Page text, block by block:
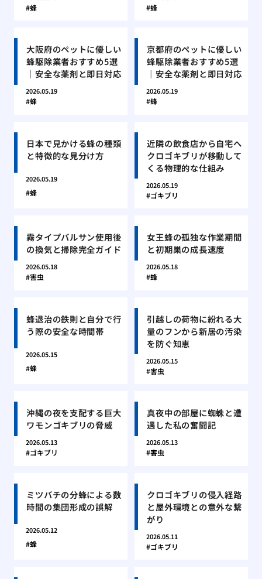
蜂 蜂
大阪府のペットに優しい
蜂駆除業者おすすめ5選
｜安全な薬剤と即日対応
2026.05.19
蜂
京都府のペットに優しい
蜂駆除業者おすすめ5選
｜安全な薬剤と即日対応
2026.05.19
蜂
日本で見かける蜂の種類
と特徴的な見分け方
2026.05.19
蜂
近隣の飲食店から自宅へ
クロゴキブリが移動して
くる物理的な仕組み
2026.05.19
ゴキブリ
霧タイプバルサン使用後
の換気と掃除完全ガイド
2026.05.18
害虫
女王蜂の孤独な作業期間
と初期巣の成長速度
2026.05.18
蜂
蜂退治の鉄則と自分で行
う際の安全な時間帯
2026.05.15
蜂
引越しの荷物に紛れる大
量のフンから新居の汚染
を防ぐ知恵
2026.05.15
害虫
沖縄の夜を支配する巨大
ワモンゴキブリの脅威
2026.05.13
ゴキブリ
真夜中の部屋に蜘蛛と遭
遇した私の奮闘記
2026.05.13
害虫
ミツバチの分蜂による数
時間の集団形成の誤解
2026.05.12
蜂
クロゴキブリの侵入経路
と屋外環境との意外な繋
がり
2026.05.11
ゴキブリ